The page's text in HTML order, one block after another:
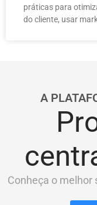
práticas para
do cliente, usar
A
Conheça o melhor